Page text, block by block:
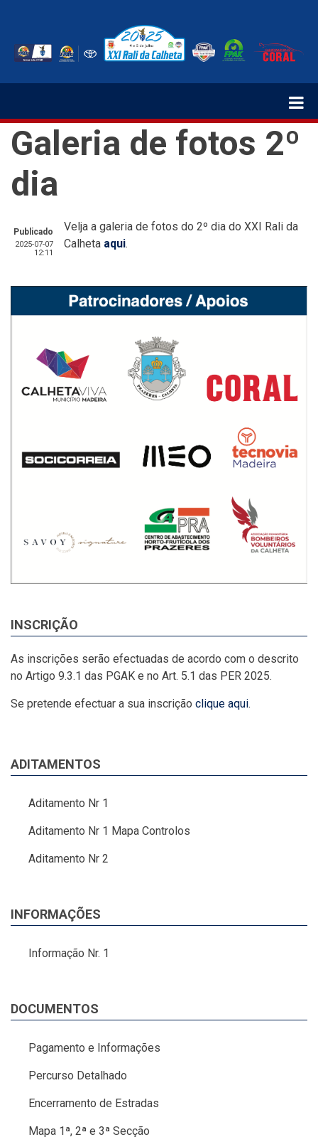
conteúdo
Galeria de fotos 2º
dia
Publicado
2025-07-07
12:11
Velja a galeria de fotos do 2º dia do XXI Rali da
Calheta aqui.
INSCRIÇÃO
As inscrições serão efectuadas de acordo com o descrito
no Artigo 9.3.1 das PGAK e no Art. 5.1 das PER 2025.
Se pretende efectuar a sua inscrição clique aqui.
ADITAMENTOS
Aditamento Nr 1
Aditamento Nr 1 Mapa Controlos
Aditamento Nr 2
INFORMAÇÕES
Informação Nr. 1
DOCUMENTOS
Pagamento e Informações
Percurso Detalhado
Encerramento de Estradas
Mapa 1ª, 2ª e 3ª Secção